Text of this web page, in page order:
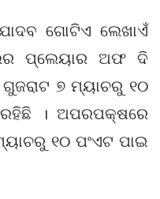
ଗୋଟିଏ ଲେଖାଏଁ
ପ୍ଲେୟାର ଅଫ ଦି
୭ ମ୍ୟାଚରୁ ୧୦
ରହିଛି । ଅପରପକ୍ଷରେ
୧୦ ପଂଏଟ ପାଇ